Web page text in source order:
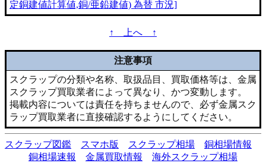
定銅建値計算値,銅/亜鉛建値) 為替 市況]
↑ 上へ ↑
注意事項
スクラップの分類や名称、取扱品目、買取価格等は、金属
スクラップ買取業者によって異なり、かつ変動します。
掲載内容については責任を持ちませんので、必ず金属スク
ラップ買取業者に直接確認するようにしてください。
スクラップ図鑑 スマホ版 スクラップ相場
銅相場情報
銅相場速報
金属買取情報 海外スクラップ相場